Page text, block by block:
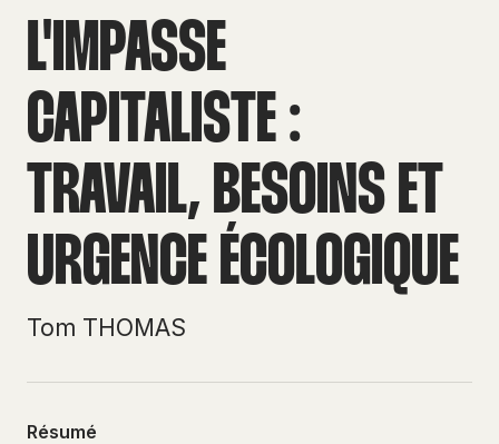
L'IMPASSE
CAPITALISTE :
TRAVAIL, BESOINS ET
URGENCE ÉCOLOGIQUE
Tom THOMAS
Résumé